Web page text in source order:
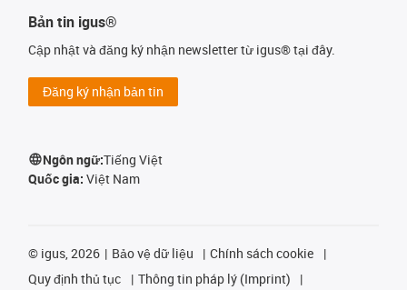
Bản tin igus®
Cập nhật và đăng ký nhận newsletter từ igus® tại đây.
Đăng ký nhận bản tin
Ngôn ngữ:Tiếng Việt
Quốc gia: Việt Nam
© igus, 2026 Bảo vệ dữ liệu
Chính sách cookie
Quy định thủ tục
Thông tin pháp lý (Imprint)